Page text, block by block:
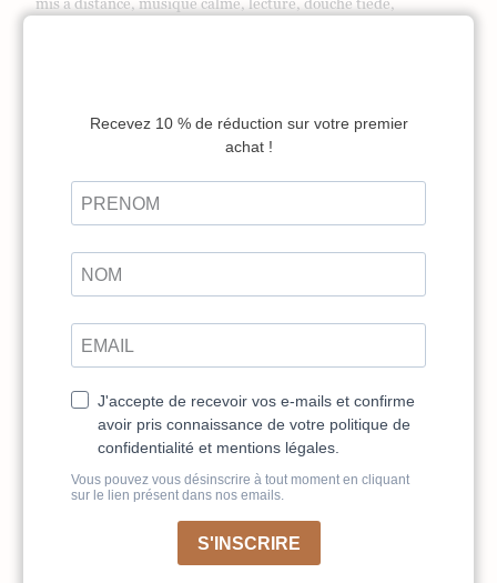
lorsque le mental a tendance à rester actif. Elle transforme le
coucher en continuité douce, plutôt qu’en coupure brutale.
Pour aller plus loin, vous pouvez compléter cette routine avec
5 astuces pour mieux dormir.
Écrire pour déposer les pensées
L’écriture peut aider lorsque le mental tourne en boucle. Non
de la tête et les poser quelque part.
Avant de dormir, vous pouvez écrire trois colonnes :
ce qui me préoccupe ;
ce qui dépend réellement de moi ;
Ce geste permet de fermer certaines boucles. Le cerveau n’a
plus besoin de tout garder en mémoire. Il sait que l’information
existe, qu’elle a été reconnue, et qu’elle pourra être reprise